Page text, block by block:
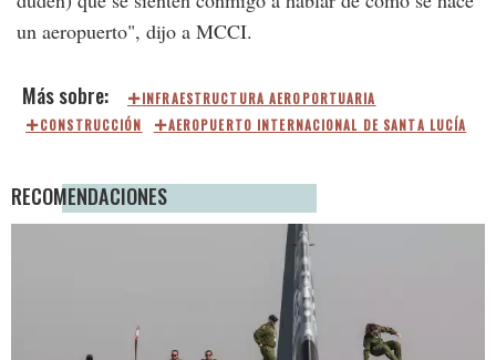
un aeropuerto", dijo a MCCI.
INFRAESTRUCTURA AEROPORTUARIA
CONSTRUCCIÓN
AEROPUERTO INTERNACIONAL DE SANTA LUCÍA
RECOMENDACIONES